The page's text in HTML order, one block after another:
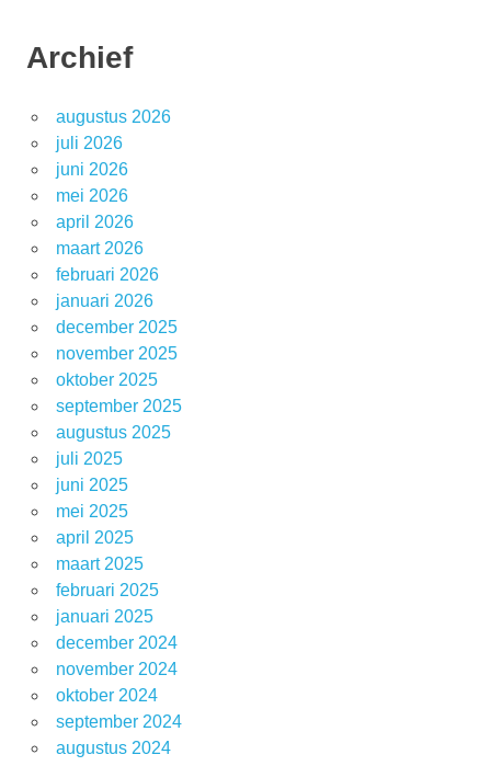
Archief
augustus 2026
juli 2026
juni 2026
mei 2026
april 2026
maart 2026
februari 2026
januari 2026
december 2025
november 2025
oktober 2025
september 2025
augustus 2025
juli 2025
juni 2025
mei 2025
april 2025
maart 2025
februari 2025
januari 2025
december 2024
november 2024
oktober 2024
september 2024
augustus 2024